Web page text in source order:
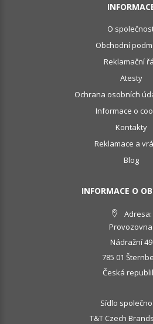
O
Obchodní
Reklamační
Atesty
Ochrana osobních
Informace o
Kontakty
Reklamace a
Blog
INFORMACE O
Adresa:
Provozovna:
Nádražní 49
785 01
Česká
Sídlo
T&T Czech